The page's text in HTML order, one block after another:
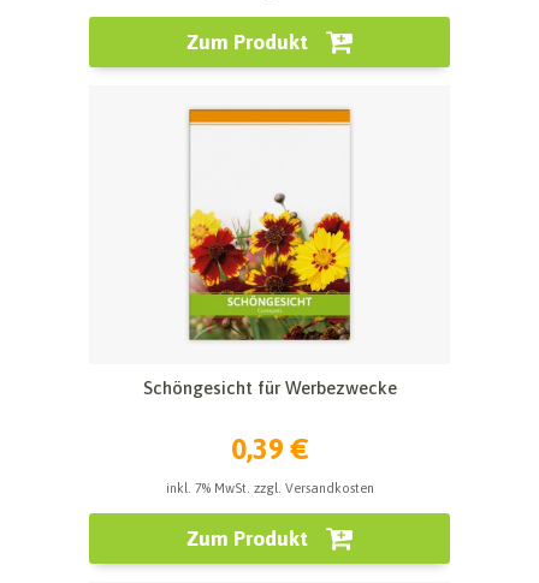
Zum Produkt
Schöngesicht für Werbezwecke
0,39 €
inkl. 7% MwSt. zzgl. Versandkosten
Zum Produkt